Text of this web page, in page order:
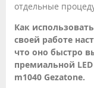
отдельные
Как
своей работе
что оно быстро
премиальной
m1040 Gezatone.